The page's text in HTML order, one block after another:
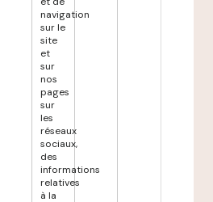
navigation
sur le
site
et
sur
nos
pages
sur
les
réseaux
sociaux,
des
informations
relatives
à la